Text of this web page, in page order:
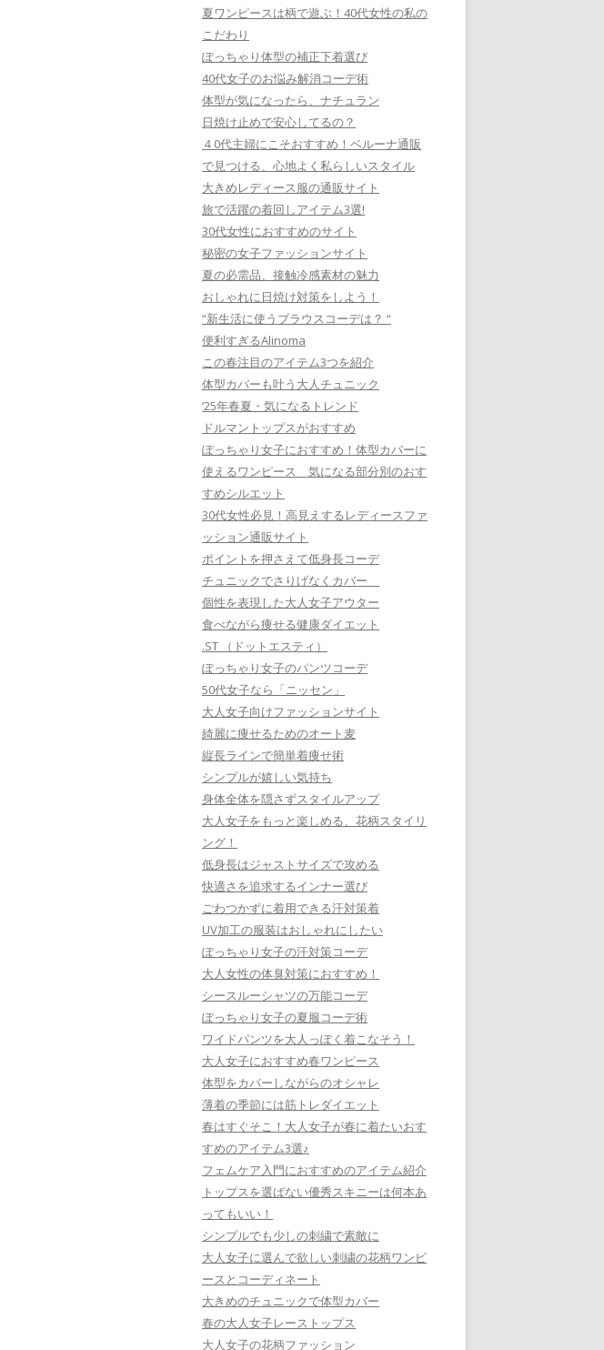
夏ワンピースは柄で遊ぶ！40代女性の私の
こだわり
ぽっちゃり体型の補正下着選び
40代女子のお悩み解消コーデ術
体型が気になったら、ナチュラン
日焼け止めで安心してるの？
４0代主婦にこそおすすめ！ベルーナ通販
で見つける、心地よく私らしいスタイル
大きめレディース服の通販サイト
旅で活躍の着回しアイテム3選!
30代女性におすすめのサイト
秘密の女子ファッションサイト
夏の必需品、接触冷感素材の魅力
おしゃれに日焼け対策をしよう！
“新生活に使うブラウスコーデは？ “
便利すぎるAlinoma
この春注目のアイテム3つを紹介
体型カバーも叶う大人チュニック
’25年春夏・気になるトレンド
ドルマントップスがおすすめ
ぽっちゃり女子におすすめ！体型カバーに
使えるワンピース 気になる部分別のおす
すめシルエット
30代女性必見！高見えするレディースファ
ッション通販サイト
ポイントを押さえて低身長コーデ
チュニックでさりげなくカバー
個性を表現した大人女子アウター
食べながら痩せる健康ダイエット
.ST （ドットエスティ）
ぽっちゃり女子のパンツコーデ
50代女子なら「ニッセン」
大人女子向けファッションサイト
綺麗に痩せるためのオート麦
縦長ラインで簡単着痩せ術
シンプルが嬉しい気持ち
身体全体を隠さずスタイルアップ
大人女子をもっと楽しめる、花柄スタイリ
ング！
低身長はジャストサイズで攻める
快適さを追求するインナー選び
ごわつかずに着用できる汗対策着
UV加工の服装はおしゃれにしたい
ぽっちゃり女子の汗対策コーデ
大人女性の体臭対策におすすめ！
シースルーシャツの万能コーデ
ぽっちゃり女子の夏服コーデ術
ワイドパンツを大人っぽく着こなそう！
大人女子におすすめ春ワンピース
体型をカバーしながらのオシャレ
薄着の季節には筋トレダイエット
春はすぐそこ！大人女子が春に着たいおす
すめのアイテム3選♪
フェムケア入門におすすめのアイテム紹介
トップスを選ばない優秀スキニーは何本あ
ってもいい！
シンプルでも少しの刺繍で素敵に
大人女子に選んで欲しい刺繍の花柄ワンピ
ースとコーディネート
大きめのチュニックで体型カバー
春の大人女子レーストップス
大人女子の花柄ファッション